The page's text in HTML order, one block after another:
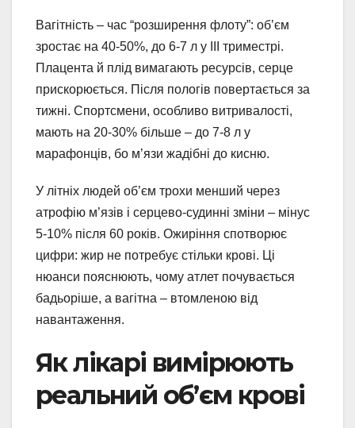
Вагітність – час “розширення флоту”: об’єм
зростає на 40-50%, до 6-7 л у III триместрі.
Плацента й плід вимагають ресурсів, серце
прискорюється. Після пологів повертається за
тижні. Спортсмени, особливо витривалості,
мають на 20-30% більше – до 7-8 л у
марафонців, бо м’язи жадібні до кисню.
У літніх людей об’єм трохи менший через
атрофію м’язів і серцево-судинні зміни – мінус
5-10% після 60 років. Ожиріння спотворює
цифри: жир не потребує стільки крові. Ці
нюанси пояснюють, чому атлет почувається
бадьоріше, а вагітна – втомленою від
навантаження.
Як лікарі вимірюють
реальний об’єм крові